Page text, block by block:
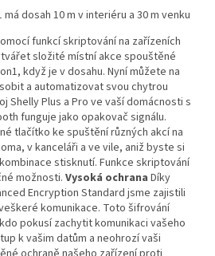
má dosah 10 m v interiéru a 30 m venku
funkcí skriptování na zařízeních
složité místní akce spouštěné
když je v dosahu. Nyní můžete na
a automatizovat svou chytrou
Shelly Plus a Pro ve vaší domácnosti s
funguje jako opakovač signálu.
tlačítko ke spuštění různých akcí na
v kanceláři a ve vile, aniž byste si
stisknutí. Funkce skriptování
možnosti. Vysoká ochrana Díky
Encryption Standard jsme zajistili
komunikace. Toto šifrování
pokusí zachytit komunikaci vašeho
k vašim datům a neohrozí vaši